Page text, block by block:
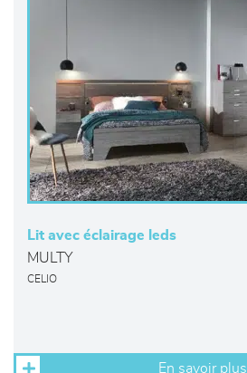
Lit avec éclairage leds
MULTY
CELIO
En savoir plus